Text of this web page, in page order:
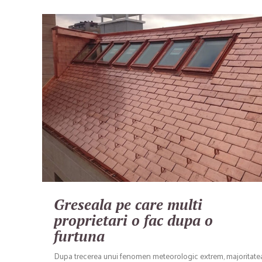
Greseala pe care multi
proprietari o fac dupa o
furtuna
Dupa trecerea unui fenomen meteorologic extrem,